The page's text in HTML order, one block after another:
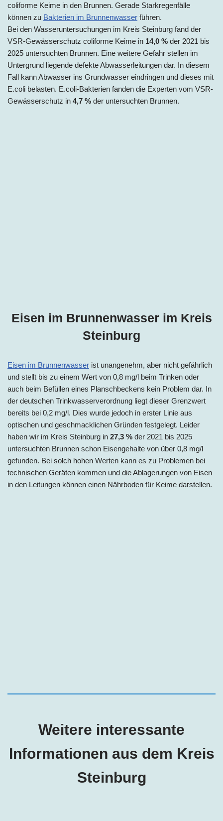
coliforme Keime in den Brunnen. Gerade Starkregenfälle
können zu Bakterien im Brunnenwasser führen.
Bei den Wasseruntersuchungen im Kreis Steinburg fand der
VSR-Gewässerschutz coliforme Keime in 14,0 % der 2021 bis
2025 untersuchten Brunnen. Eine weitere Gefahr stellen im
Untergrund liegende defekte Abwasserleitungen dar. In diesem
Fall kann Abwasser ins Grundwasser eindringen und dieses mit
E.coli belasten. E.coli-Bakterien fanden die Experten vom VSR-
Gewässerschutz in 4,7 % der untersuchten Brunnen.
Eisen im Brunnenwasser im Kreis
Steinburg
Eisen im Brunnenwasser ist unangenehm, aber nicht gefährlich
und stellt bis zu einem Wert von 0,8 mg/l beim Trinken oder
auch beim Befüllen eines Planschbeckens kein Problem dar. In
der deutschen Trinkwasserverordnung liegt dieser Grenzwert
bereits bei 0,2 mg/l. Dies wurde jedoch in erster Linie aus
optischen und geschmacklichen Gründen festgelegt. Leider
haben wir im Kreis Steinburg in 27,3 % der 2021 bis 2025
untersuchten Brunnen schon Eisengehalte von über 0,8 mg/l
gefunden. Bei solch hohen Werten kann es zu Problemen bei
technischen Geräten kommen und die Ablagerungen von Eisen
in den Leitungen können einen Nährboden für Keime darstellen.
Weitere interessante
Informationen aus dem Kreis
Steinburg